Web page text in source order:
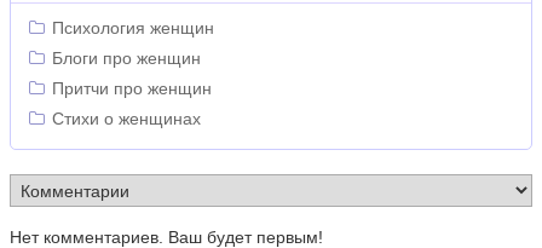
Психология женщин
Блоги про женщин
Притчи про женщин
Стихи о женщинах
Нет комментариев. Ваш будет первым!